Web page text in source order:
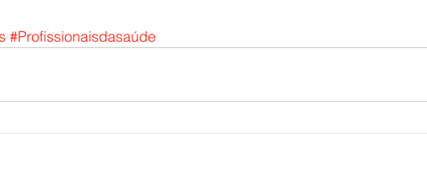
#Profissionaisdasaúde